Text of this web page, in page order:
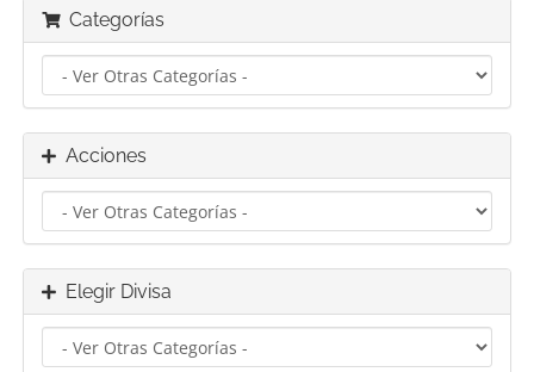
Categorías
Acciones
Elegir Divisa